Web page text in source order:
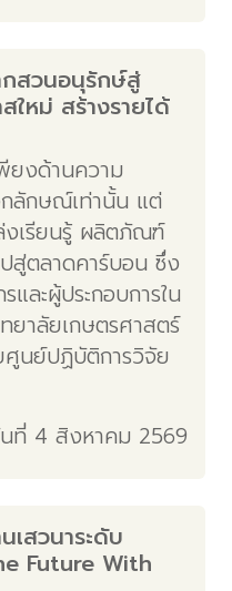
กสวนอนุรักษ์สู่
ใหม่ สร้างรายได้
ยงด้านความ
กลักษณ์เท่านั้น แต่
เรียนรู้ ผลิตภัณฑ์
สู่ตลาดคาร์บอน ซึ่ง
และผู้ประกอบการใน
ยาลัยเกษตรศาสตร์
นย์ปฏิบัติการวิจัย
ที่ 4 สิงหาคม 2569
เสวนาระดับ
Future With